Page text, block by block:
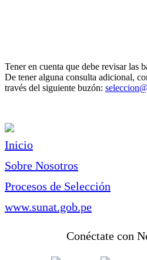
Tener en cuenta que debe revisar las
De tener alguna consulta adicional,
través del siguiente buzón:
Inicio
Sobre Nosotros
Procesos de Selección
www.sunat.gob.pe
Conéctate con